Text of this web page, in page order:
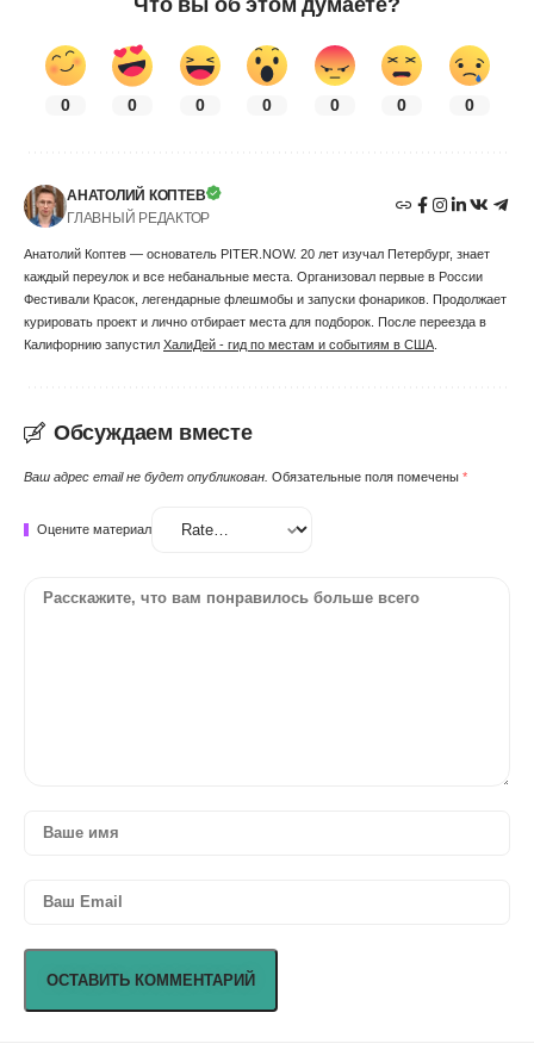
0 0 0 0 0 0 0
АНАТОЛИЙ КОПТЕВ
ГЛАВНЫЙ РЕДАКТОР
Анатолий Коптев — основатель PITER.NOW. 20 лет изучал Петербург, знает
каждый переулок и все небанальные места. Организовал первые в России
Фестивали Красок, легендарные флешмобы и запуски фонариков. Продолжает
курировать проект и лично отбирает места для подборок. После переезда в
Калифорнию запустил ХалиДей - гид по местам и событиям в США
Обсуждаем вместе
Ваш адрес email не будет опубликован. Обязательные поля помечены *
Оцените материал